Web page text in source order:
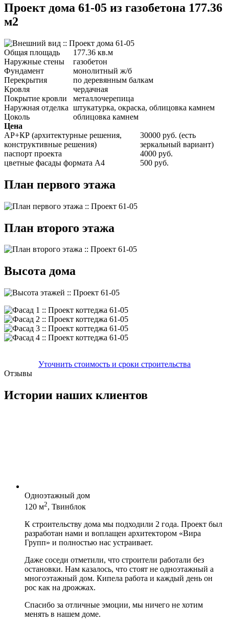
Проект дома 61-05 из газобетона 177.36
м2
Общая площадь
177.36 кв.м
Наружные стены
газобетон
Фундамент
монолитный ж/б
Перекрытия
по деревянным балкам
Кровля
чердачная
Покрытие кровли
металлочерепица
Наружная отделка штукатурка, окраска, облицовка камнем
Цоколь
облицовка камнем
Цена
АР+КР (архитектурные решения,
конструктивные решения)
30000 руб. (есть
зеркальный вариант)
паспорт проекта
4000 руб.
цветные фасады формата А4
500 руб.
План первого этажа
План второго этажа
Высота дома
Уточнить стоимость и сроки строительства
Отзывы
Истории наших клиентов
Одноэтажный дом
120 м2, Твинблок
К строительству дома мы подходили 2 года. Проект был
разработан нами и воплащен архитектором «Вира
Групп» и полностью нас устраивает.
Даже соседи отметили, что строители работали без
остановки. Нам казалось, что стоят не одноэтажный а
многоэтажный дом. Кипела работа и каждый день он
рос как на дрожжах.
Спасибо за отличные эмоции, мы ничего не хотим
менять в нашем доме.